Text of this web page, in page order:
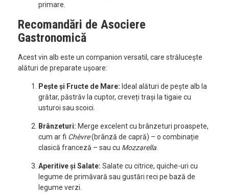
primare.
Recomandări de Asociere
Gastronomică
Acest vin alb este un companion versatil, care strălucește
alături de preparate ușoare:
Pește și Fructe de Mare: Ideal alături de pește alb la
grătar, păstrăv la cuptor, creveți trași la tigaie cu
usturoi sau scoici.
Brânzeturi: Merge excelent cu brânzeturi proaspete,
cum ar fi Chèvre(brânză de capră) – o combinație
clasică franceză – sau cu Mozzarella.
Aperitive și Salate: Salate cu citrice, quiche-uri cu
legume de primăvară sau gustări reci pe bază de
legume verzi.